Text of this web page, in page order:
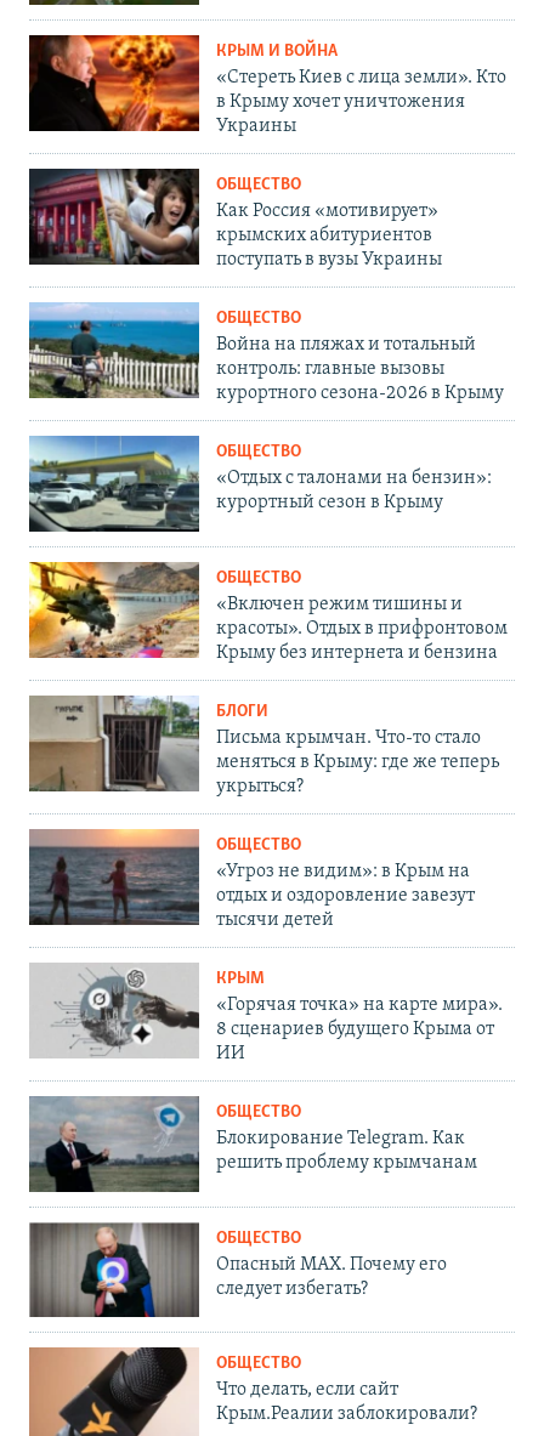
КРЫМ И ВОЙНА
«Стереть Киев с лица земли». Кто
в Крыму хочет уничтожения
Украины
ОБЩЕСТВО
Как Россия «мотивирует»
крымских абитуриентов
поступать в вузы Украины
ОБЩЕСТВО
Война на пляжах и тотальный
контроль: главные вызовы
курортного сезона-2026 в Крыму
ОБЩЕСТВО
«Отдых с талонами на бензин»:
курортный сезон в Крыму
ОБЩЕСТВО
«Включен режим тишины и
красоты». Отдых в прифронтовом
Крыму без интернета и бензина
БЛОГИ
Письма крымчан. Что-то стало
меняться в Крыму: где же теперь
укрыться?
ОБЩЕСТВО
«Угроз не видим»: в Крым на
отдых и оздоровление завезут
тысячи детей
КРЫМ
«Горячая точка» на карте мира».
8 сценариев будущего Крыма от
ИИ
ОБЩЕСТВО
Блокирование Telegram. Как
решить проблему крымчанам
ОБЩЕСТВО
Опасный MAX. Почему его
следует избегать?
ОБЩЕСТВО
Что делать, если сайт
Крым.Реалии заблокировали?